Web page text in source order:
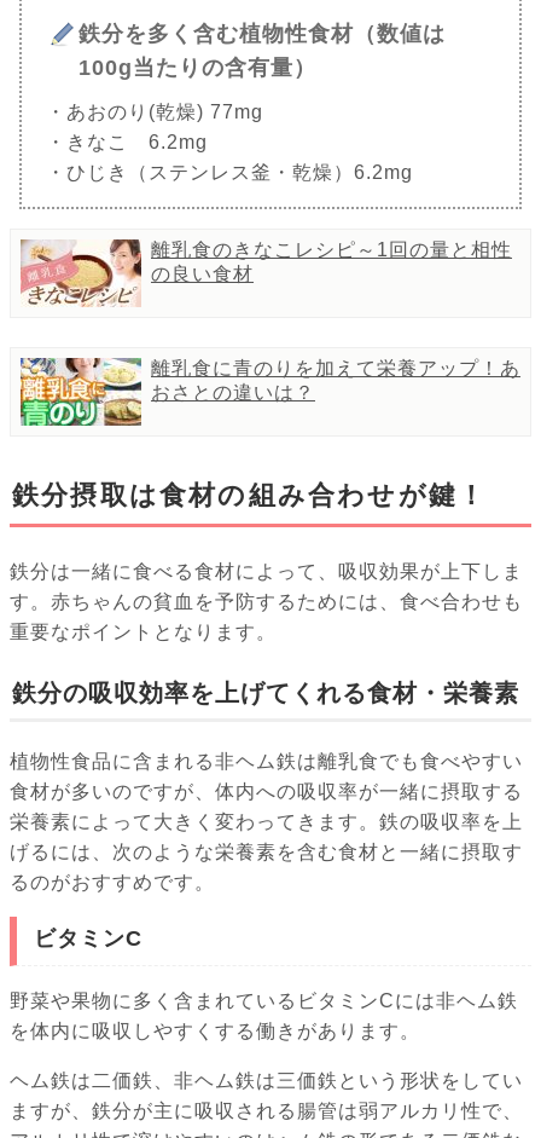
鉄分を多く含む植物性食材（数値は
100g当たりの含有量）
・あおのり(乾燥) 77mg
・きなこ 6.2mg
・ひじき（ステンレス釜・乾燥）6.2mg
離乳食のきなこレシピ～1回の量と相性
の良い食材
離乳食に青のりを加えて栄養アップ！あ
おさとの違いは？
鉄分摂取は食材の組み合わせが鍵！
鉄分は一緒に食べる食材によって、吸収効果が上下しま
す。赤ちゃんの貧血を予防するためには、食べ合わせも
重要なポイントとなります。
鉄分の吸収効率を上げてくれる食材・栄養素
植物性食品に含まれる非ヘム鉄は離乳食でも食べやすい
食材が多いのですが、体内への吸収率が一緒に摂取する
栄養素によって大きく変わってきます。鉄の吸収率を上
げるには、次のような栄養素を含む食材と一緒に摂取す
るのがおすすめです。
ビタミンC
野菜や果物に多く含まれているビタミンCには非ヘム鉄
を体内に吸収しやすくする働きがあります。
ヘム鉄は二価鉄、非ヘム鉄は三価鉄という形状をしてい
ますが、鉄分が主に吸収される腸管は弱アルカリ性で、